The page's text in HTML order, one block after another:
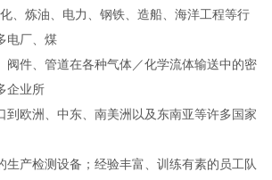
、炼油、电力、钢铁、造船、海洋工程等行
电厂、煤
阀件、管道在各种气体／化学流体输送中的密
企业所
到欧洲、中东、南美洲以及东南亚等许多国家
产检测设备；经验丰富、训练有素的员工队